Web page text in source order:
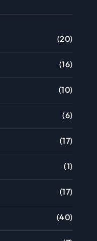
(20)
(16)
(10)
(6)
(17)
(1)
(17)
(40)